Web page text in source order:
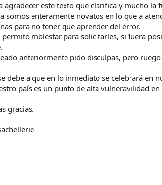
agradecer este texto que clarifica y mucho
somos enteramente novatos en lo que a
para no tener que aprender del error.
permito molestar para solicitarles, si fuera
anteriormente pido disculpas, pero
debe a que en lo inmediato se celebrará en
país es un punto de alta vulneravilidad
gracias.